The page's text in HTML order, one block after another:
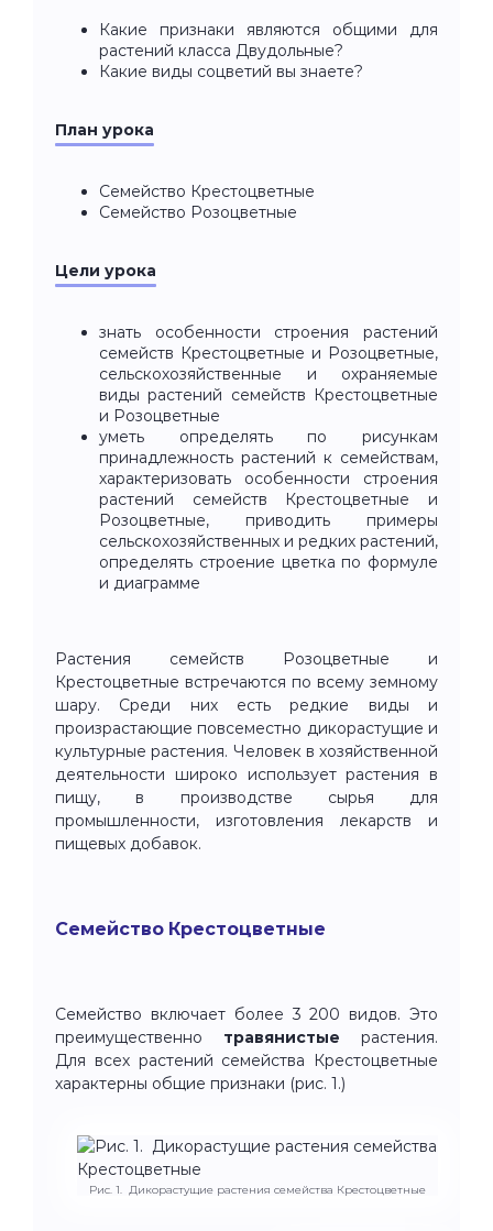
Какие признаки являются общими для
растений класса Двудольные?
Какие виды соцветий вы знаете?
План урока
Семейство Крестоцветные
Семейство Розоцветные
Цели урока
знать особенности строения растений
семейств Крестоцветные и Розоцветные,
сельскохозяйственные и охраняемые
виды растений семейств Крестоцветные
и Розоцветные
уметь определять по рисункам
принадлежность растений к семействам,
характеризовать особенности строения
растений семейств Крестоцветные и
Розоцветные, приводить примеры
сельскохозяйственных и редких растений,
определять строение цветка по формуле
и диаграмме
Растения семейств Розоцветные и
Крестоцветные встречаются по всему земному
шару. Среди них есть редкие виды и
произрастающие повсеместно дикорастущие и
культурные растения. Человек в хозяйственной
деятельности широко использует растения в
пищу, в производстве сырья для
промышленности, изготовления лекарств и
пищевых добавок.
Семейство Крестоцветные
Семейство включает более 3 200 видов. Это
преимущественно травянистые растения.
Для всех растений семейства Крестоцветные
характерны общие признаки (рис. 1.)
Рис. 1. Дикорастущие растения семейства Крестоцветные